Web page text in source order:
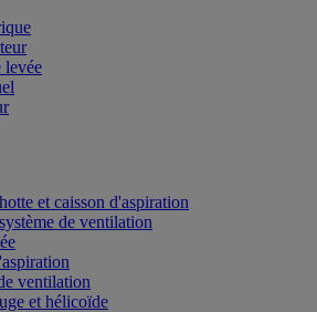
levée
et caisson d'aspiration
de ventilation
ventilation
et hélicoïde